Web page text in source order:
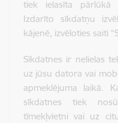
tiek ielasīta pārlūkā
Izdarīto sīkdatņu
kājenē, izvēloties saiti
Sīkdatnes ir nelielas
uz jūsu datora vai
apmeklējuma laikā.
sīkdatnes tiek
tīmekļvietni vai uz